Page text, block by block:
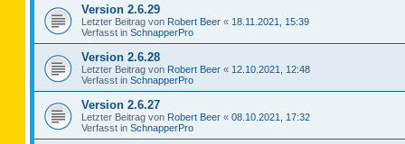
Version 2.6.29
Letzter Beitrag von Robert Beer « 18.11.2021, 15:39
Verfasst in SchnapperPro
Version 2.6.28
Letzter Beitrag von Robert Beer « 12.10.2021, 12:48
Verfasst in SchnapperPro
Version 2.6.27
Letzter Beitrag von Robert Beer « 08.10.2021, 17:32
Verfasst in SchnapperPro